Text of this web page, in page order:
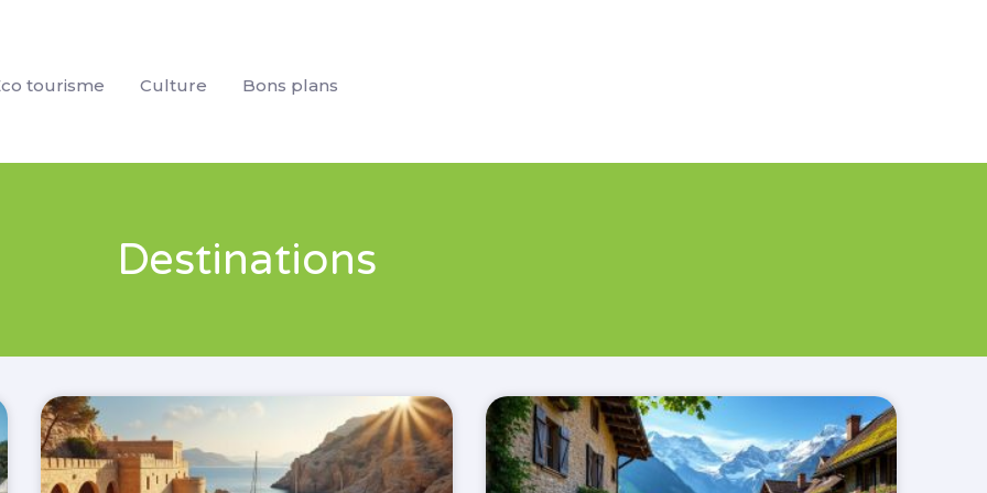
tourisme Culture Bons plans
Destinations